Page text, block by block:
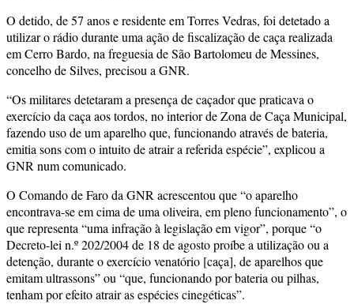
O detido, de 57 anos e residente em Torres Vedras, foi detetado a
utilizar o rádio durante uma ação de fiscalização de caça realizada
em Cerro Bardo, na freguesia de São Bartolomeu de Messines,
concelho de Silves, precisou a GNR.
“Os militares detetaram a presença de caçador que praticava o
exercício da caça aos tordos, no interior de Zona de Caça Municipal,
fazendo uso de um aparelho que, funcionando através de bateria,
emitia sons com o intuito de atrair a referida espécie”, explicou a
GNR num comunicado.
O Comando de Faro da GNR acrescentou que “o aparelho
encontrava-se em cima de uma oliveira, em pleno funcionamento”, o
que representa “uma infração à legislação em vigor”, porque “o
Decreto-lei n.º 202/2004 de 18 de agosto proíbe a utilização ou a
detenção, durante o exercício venatório [caça], de aparelhos que
emitam ultrassons” ou “que, funcionando por bateria ou pilhas,
tenham por efeito atrair as espécies cinegéticas”.